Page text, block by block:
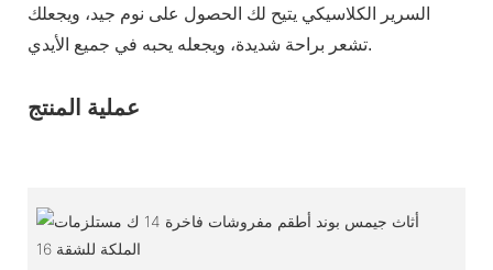
السرير الكلاسيكي يتيح لك الحصول على نوم جيد، ويجعلك
تشعر براحة شديدة، ويجعله يحبه في جميع الأيدي.
عملية المنتج